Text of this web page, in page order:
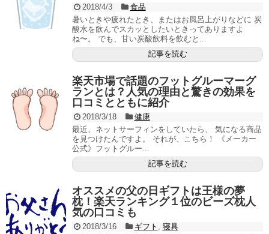
2018/4/3
食品
暑いときや疲れたとき、またはお風呂上がりなどに 炭
酸水を飲んでスカッとしたいときってありますよ
ね〜。 でも、甘い炭酸飲料を飲むと...
記事を読む
楽天市場で話題のフットグルーマーグ
ランとは？人気の理由と驚きの効果を
口コミとともに紹介
2018/3/18
健康
最近、ネットサーフィンをしていたら、 気になる商品
を見つけたんですよ。 それが、こちら！ 《メーカー
公式》フットグルー...
記事を読む
オススメの父の日ギフトは王様の夢
枕！楽天ランキング１位のビーズ枕人
気の口コミも
2018/3/16 ギフト , 寝具